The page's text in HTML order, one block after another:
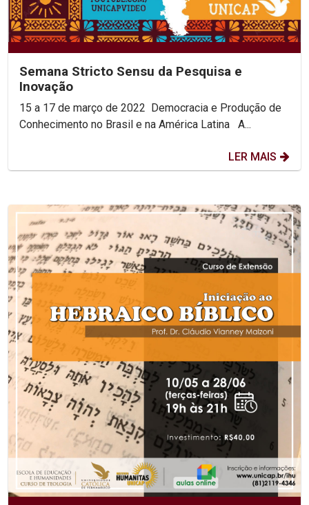
Semana Stricto Sensu da Pesquisa e
Inovação
15 a 17 de março de 2022 Democracia e Produção de
Conhecimento no Brasil e na América Latina A...
LER MAIS